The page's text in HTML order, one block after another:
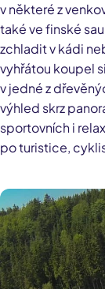
v některé z
také ve finské
zchladit v kádi
vyhřátou koupel
v jedné z
výhled skrz
sportovních i
po turistice,